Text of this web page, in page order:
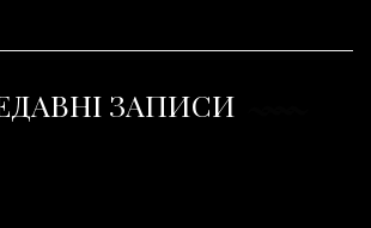
ЗАПИСИ